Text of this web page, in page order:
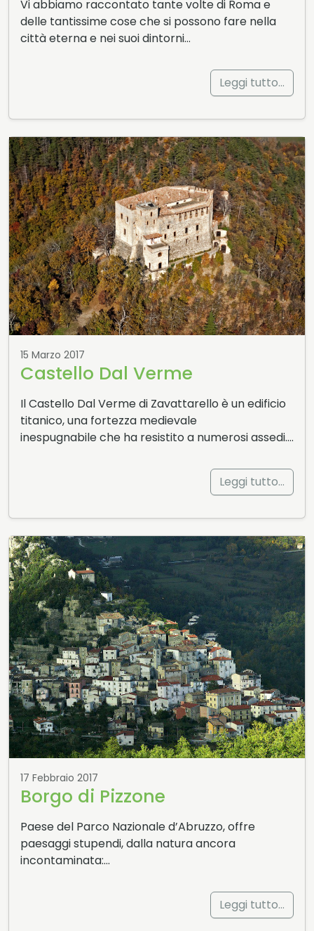
Vi abbiamo raccontato tante volte di Roma e
delle tantissime cose che si possono fare nella
città eterna e nei suoi dintorni…
Leggi tutto…
15 Marzo 2017
Castello Dal Verme
Il Castello Dal Verme di Zavattarello è un edificio
titanico, una fortezza medievale
inespugnabile che ha resistito a numerosi assedi….
Leggi tutto…
17 Febbraio 2017
Borgo di Pizzone
Paese del Parco Nazionale d’Abruzzo, offre
paesaggi stupendi, dalla natura ancora
incontaminata:…
Leggi tutto…